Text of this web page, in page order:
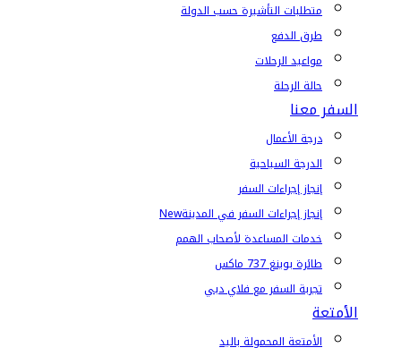
متطلبات التأشيرة حسب الدولة
طرق الدفع
مواعيد الرحلات
حالة الرحلة
السفر معنا
درجة الأعمال
الدرجة السياحية
إنجاز إجراءات السفر
إنجاز إجراءات السفر في المدينةNew
خدمات المساعدة لأصحاب الهمم
طائرة بوينغ 737 ماكس
تجربة السفر مع فلاي دبي
الأمتعة
الأمتعة المحمولة باليد